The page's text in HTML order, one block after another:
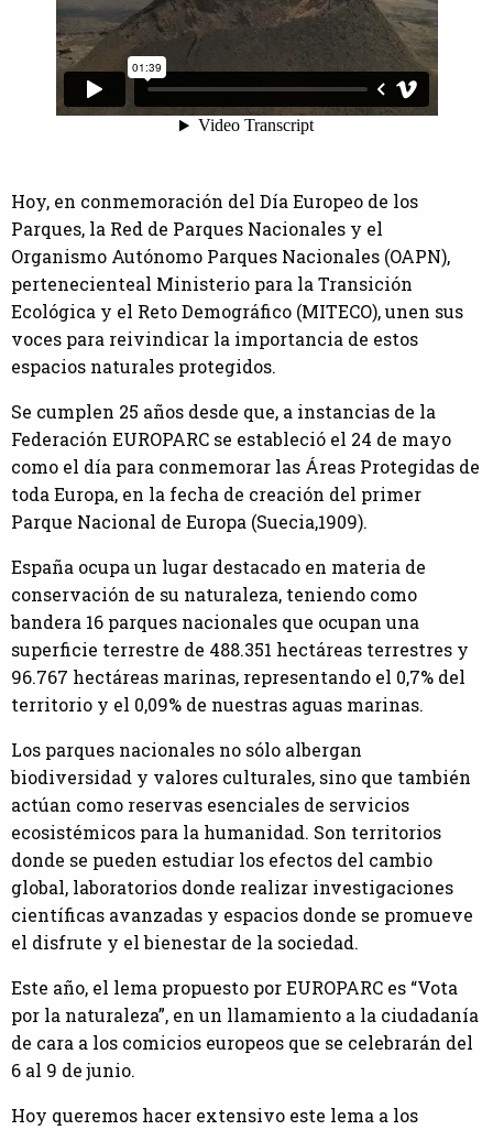
Hoy, en conmemoración del Día Europeo de los
Parques, la Red de Parques Nacionales y el
Organismo Autónomo Parques Nacionales (OAPN),
pertenecienteal Ministerio para la Transición
Ecológica y el Reto Demográfico (MITECO), unen sus
voces para reivindicar la importancia de estos
espacios naturales protegidos.
Se cumplen 25 años desde que, a instancias de la
Federación EUROPARC se estableció el 24 de mayo
como el día para conmemorar las Áreas Protegidas de
toda Europa, en la fecha de creación del primer
Parque Nacional de Europa (Suecia,1909).
España ocupa un lugar destacado en materia de
conservación de su naturaleza, teniendo como
bandera 16 parques nacionales que ocupan una
superficie terrestre de 488.351 hectáreas terrestres y
96.767 hectáreas marinas, representando el 0,7% del
territorio y el 0,09% de nuestras aguas marinas.
Los parques nacionales no sólo albergan
biodiversidad y valores culturales, sino que también
actúan como reservas esenciales de servicios
ecosistémicos para la humanidad. Son territorios
donde se pueden estudiar los efectos del cambio
global, laboratorios donde realizar investigaciones
científicas avanzadas y espacios donde se promueve
el disfrute y el bienestar de la sociedad.
Este año, el lema propuesto por EUROPARC es “Vota
por la naturaleza”, en un llamamiento a la ciudadanía
de cara a los comicios europeos que se celebrarán del
6 al 9 de junio.
Hoy queremos hacer extensivo este lema a los